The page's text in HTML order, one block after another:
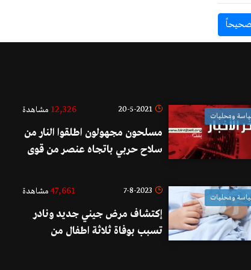
ومحليات
20-5-2021
12,326 مشاهدة
مسلحون مجهولون اطلقوا النار من
سلاح حربي باتجاه عنصر من قوى
ولا اصابات
ومحليات
7-8-2023
47,661مشاهدة
إكتشاف مرض جيني جديد ونادر
تسبب بوفاة ثلاثة اطفال من